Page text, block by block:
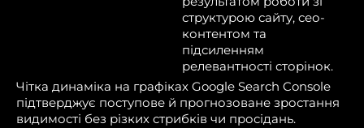
структурою сайту, сео-
контентом та
підсиленням
релевантності сторінок.
Чітка динаміка на графіках Google Search Console
підтверджує поступове й прогнозоване зростання
видимості без різких стрибків чи просідань.